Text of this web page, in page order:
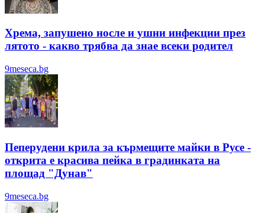
Хрема, запушено носле и ушни инфекции през
лятотo - какво трябва да знае всеки родител
9meseca.bg
Пеперудени крила за кърмещите майки в Русе -
открита е красива пейка в градинката на
площад "Дунав"
9meseca.bg